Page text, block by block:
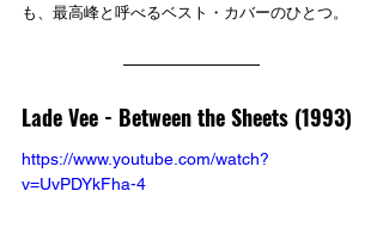
も、最高峰と呼べるベスト・カバーのひとつ。
Lade Vee - Between the Sheets (1993)
https://www.youtube.com/watch?
v=UvPDYkFha-4